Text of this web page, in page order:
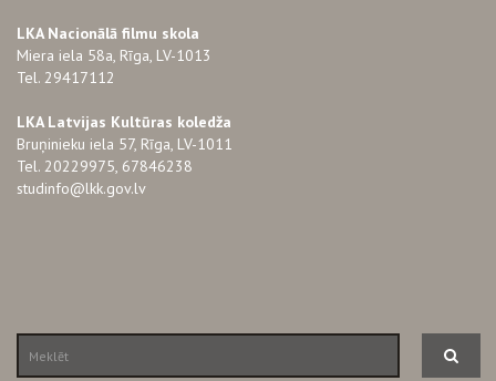
LKA Nacionālā filmu skola
Miera iela 58a, Rīga, LV-1013
Tel. 29417112
LKA Latvijas Kultūras koledža
Bruņinieku iela 57, Rīga, LV-1011
Tel. 20229975, 67846238
studinfo@lkk.gov.lv